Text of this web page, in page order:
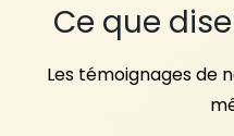
Ce que
Les témoignages de